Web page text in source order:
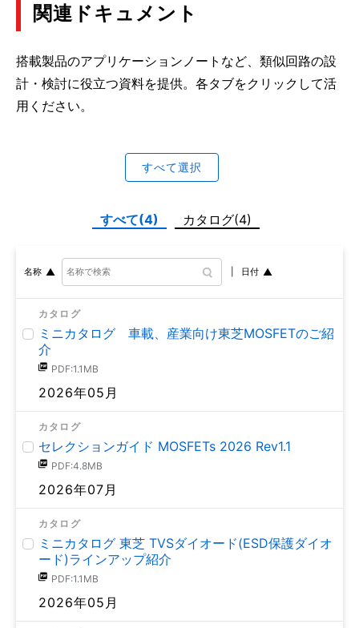
関連ドキュメント
搭載製品のアプリケーションノートなど、類似回路の設
計・検討に役立つ資料を提供。各タブをクリックして活
用ください。
すべて選択
すべて(4) カタログ(4)
名称 日付
カタログ
ミニカタログ 車載、産業向け東芝MOSFETのご紹
介
PDF:1.1MB
2026年05月
カタログ
セレクションガイド MOSFETs 2026 Rev1.1
PDF:4.8MB
2026年07月
カタログ
ミニカタログ 東芝 TVSダイオード(ESD保護ダイオ
ード)ラインアップ紹介
PDF:1.1MB
2026年05月